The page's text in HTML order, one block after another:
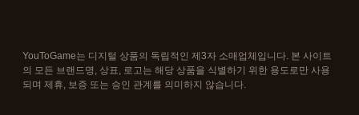
YouToGame는 디지털 상품의 독립적인 제3자 소매업체입니다. 본 사이트
의 모든 브랜드명, 상표, 로고는 해당 상품을 식별하기 위한 용도로만 사용
되며 제휴, 보증 또는 승인 관계를 의미하지 않습니다.